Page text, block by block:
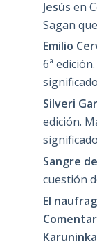
Jesús en
Sagan
Emilio
6ª
Silveri
edición.
Sangre
cuestión
El